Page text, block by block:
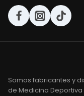
Somos fabricantes y
de Medicina